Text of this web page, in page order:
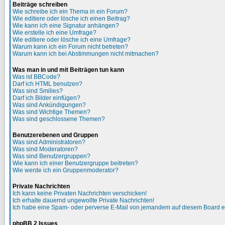
Beiträge schreiben
Wie schreibe ich ein Thema in ein Forum?
Wie editiere oder lösche ich einen Beitrag?
Wie kann ich eine Signatur anhängen?
Wie erstelle ich eine Umfrage?
Wie editiere oder lösche ich eine Umfrage?
Warum kann ich ein Forum nicht betreten?
Warum kann ich bei Abstimmungen nicht mitmachen?
Was man in und mit Beiträgen tun kann
Was ist BBCode?
Darf ich HTML benutzen?
Was sind Smilies?
Darf ich Bilder einfügen?
Was sind Ankündigungen?
Was sind Wichtige Themen?
Was sind geschlossene Themen?
Benutzerebenen und Gruppen
Was sind Administratoren?
Was sind Moderatoren?
Was sind Benutzergruppen?
Wie kann ich einer Benutzergruppe beitreten?
Wie werde ich ein Gruppenmoderator?
Private Nachrichten
Ich kann keine Privaten Nachrichten verschicken!
Ich erhalte dauernd ungewollte Private Nachrichten!
Ich habe eine Spam- oder perverse E-Mail von jemandem auf diesem Board
phpBB 2 Issues